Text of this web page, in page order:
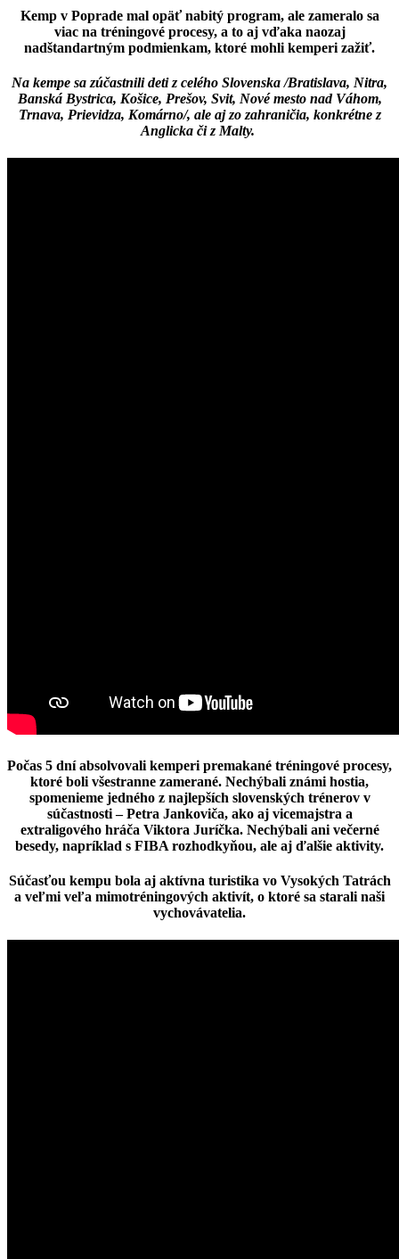
Kemp v Poprade mal opäť nabitý program, ale zameralo sa
viac na tréningové procesy, a to aj vďaka naozaj
nadštandartným podmienkam, ktoré mohli kemperi zažiť.
Na kempe sa zúčastnili deti z celého Slovenska /Bratislava, Nitra,
Banská Bystrica, Košice, Prešov, Svit, Nové mesto nad Váhom,
Trnava, Prievidza, Komárno/, ale aj zo zahraničia, konkrétne z
Anglicka či z Malty.
Počas 5 dní absolvovali kemperi premakané tréningové procesy,
ktoré boli všestranne zamerané. Nechýbali známi hostia,
spomenieme jedného z najlepších slovenských trénerov v
súčastnosti –Petra Jankoviča, ako aj vicemajstra a
extraligového hráča Viktora Juríčka. Nechýbali ani večerné
besedy, napríklad s FIBA rozhodkyňou, ale aj ďalšie aktivity.
Súčasťou kempu bola aj aktívna turistika vo Vysokých Tatrách
a veľmi veľa mimotréningových aktivít, o ktoré sa starali naši
vychovávatelia.